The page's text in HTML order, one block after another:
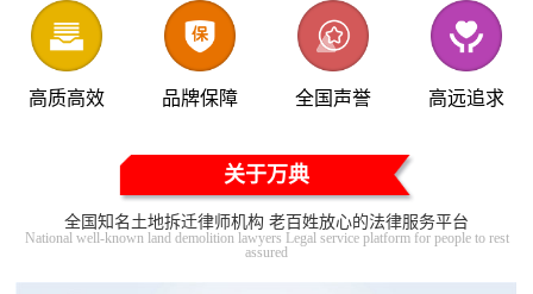
高质高效 品牌保障 全国声誉 高远追求
关于万典
全国知名土地拆迁律师机构 老百姓放心的法律服务平台
National well-known land demolition lawyers Legal service platform for people to rest
assured